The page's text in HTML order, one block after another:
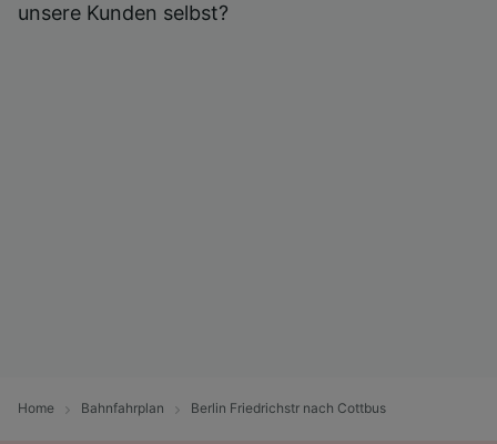
unsere Kunden selbst?
Home Bahnfahrplan Berlin Friedrichstr nach Cottbus